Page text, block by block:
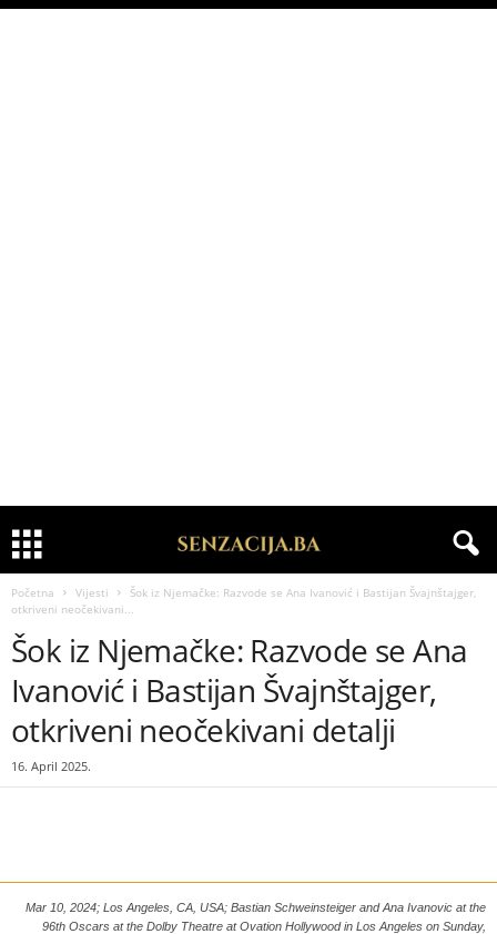
Početna Vijesti
Šok iz Njemačke: Razvode se Ana Ivanović i Bastijan Švajnštajger,
otkriveni neočekivani...
Šok iz Njemačke: Razvode se Ana
Ivanović i Bastijan Švajnštajger,
otkriveni neočekivani detalji
16. April 2025.
Mar 10, 2024; Los Angeles, CA, USA; Bastian Schweinsteiger and Ana Ivanovic at the
96th Oscars at the Dolby Theatre at Ovation Hollywood in Los Angeles on Sunday,